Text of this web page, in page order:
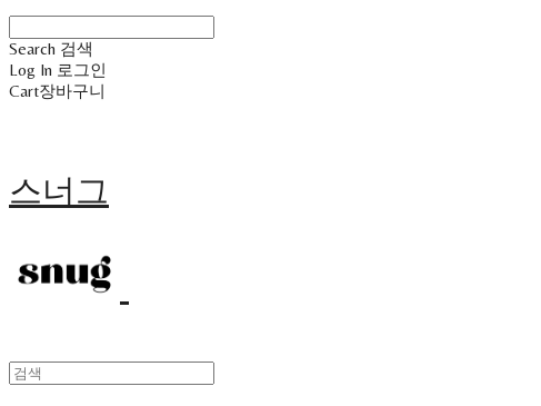
Search 검색
Log In 로그인
Cart장바구니
스너그